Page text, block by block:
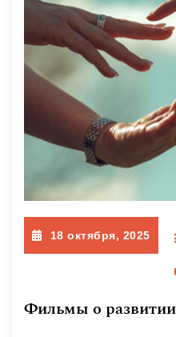
18 октября, 2025
Фильмы о